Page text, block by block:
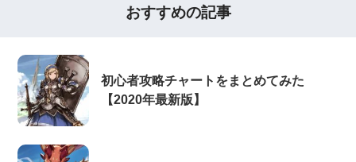
おすすめの記事
初心者攻略チャートをまとめてみた
【2020年最新版】